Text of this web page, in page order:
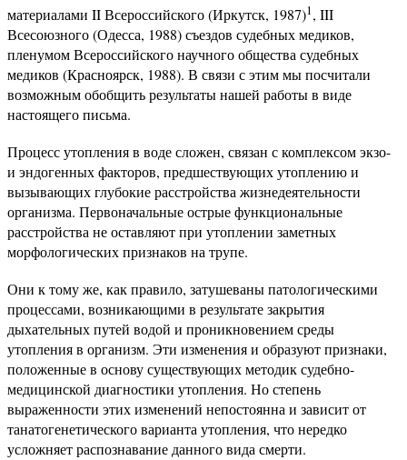
материалами II Всероссийского (Иркутск, 1987)1, III
Всесоюзного (Одесса, 1988) съездов судебных медиков,
пленумом Всероссийского научного общества судебных
медиков (Красноярск, 1988). В связи с этим мы посчитали
возможным обобщить результаты нашей работы в виде
настоящего письма.
Процесс утопления в воде сложен, связан с комплексом экзо-
и эндогенных факторов, предшествующих утоплению и
вызывающих глубокие расстройства жизнедеятельности
организма. Первоначальные острые функциональные
расстройства не оставляют при утоплении заметных
морфологических признаков на трупе.
Они к тому же, как правило, затушеваны патологическими
процессами, возникающими в результате закрытия
дыхательных путей водой и проникновением среды
утопления в организм. Эти изменения и образуют признаки,
положенные в основу существующих методик судебно-
медицинской диагностики утопления. Но степень
выраженности этих изменений непостоянна и зависит от
танатогенетического варианта утопления, что нередко
усложняет распознавание данного вида смерти.